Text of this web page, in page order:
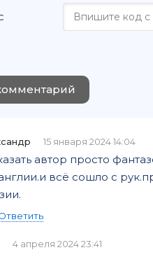
15 января 2024 14:04
автор просто
всё сошло с
4 апреля 2024 23:41